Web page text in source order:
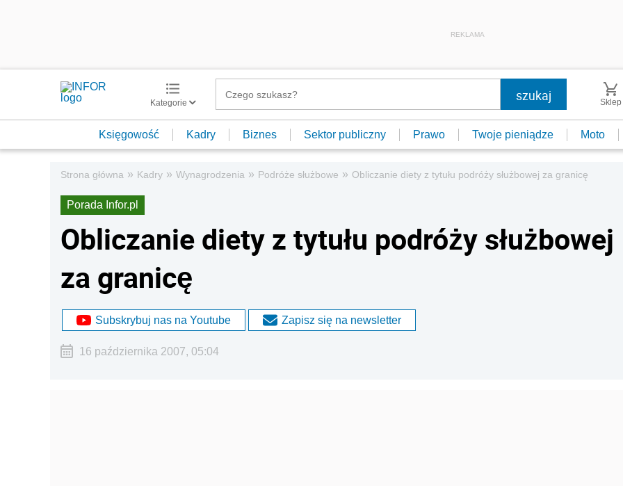
REKLAMA
Kategorie Sklep
Księgowość Kadry Biznes Sektor publiczny Prawo Twoje pieniądze Moto
Strona główna » Kadry » Wynagrodzenia » Podróże służbowe » Obliczanie diety z tytułu podróży służbowej za granicę
Porada Infor.pl
Obliczanie diety z tytułu podróży służbowej
za granicę
Subskrybuj nas na Youtube Zapisz się na newsletter
16 października 2007, 05:04